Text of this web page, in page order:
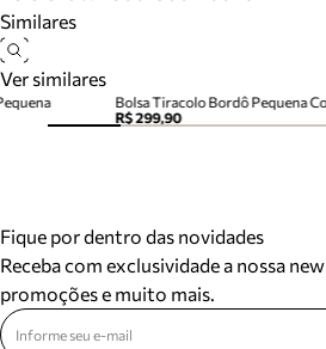
Similares
Ver similares
Bolsa Tiracolo Bordô Pequena
R$ 299,90
Fique por dentro das novidades
Receba com exclusividade a nossa
promoções e muito mais.